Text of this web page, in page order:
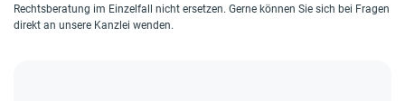
Rechtsberatung im Einzelfall nicht ersetzen. Gerne können Sie sich bei Fragen
direkt an unsere Kanzlei wenden.